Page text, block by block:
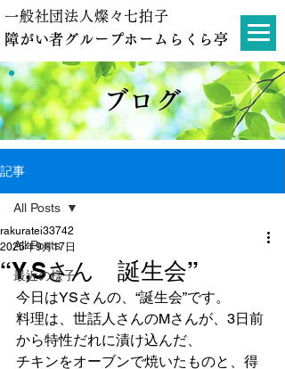
一般社団法人燦々七拍子
障がい者グループホームらくら亭
ブログ
記事
All Posts
最近の様子
All Posts
“Y,Sさん 誕生会”
rakuratei33742
2025年9月17日
今日はYSさんの、“誕生会”です。
料理は、世話人さんのMさんが、3日前
から特性だれに漬け込んだ、
チキンをオーブンで焼いたものと、得